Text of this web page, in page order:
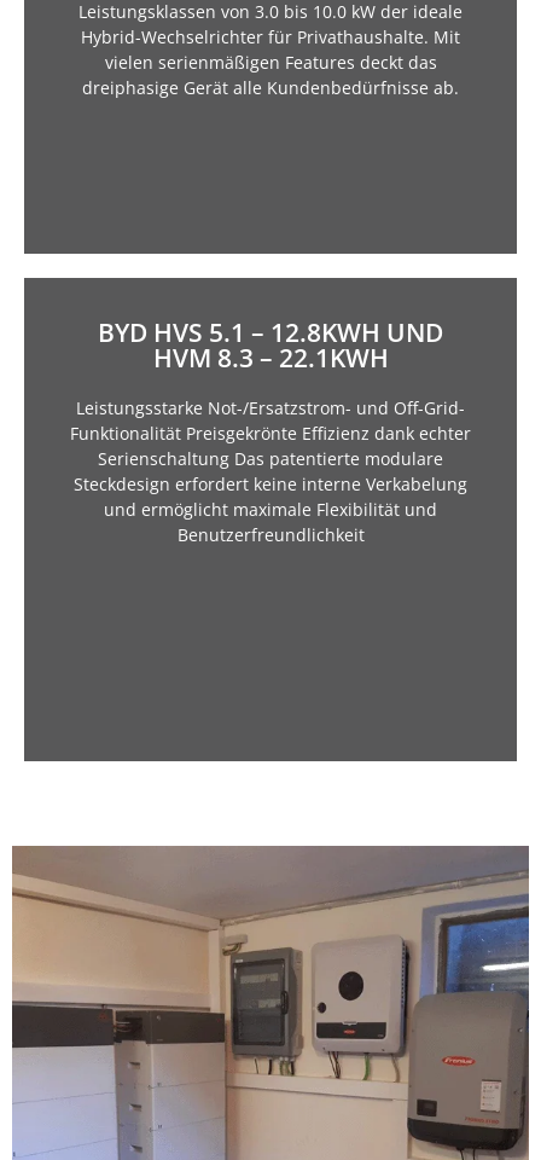
Leistungsklassen von 3.0 bis 10.0 kW der ideale
Hybrid-Wechselrichter für Privathaushalte. Mit
vielen serienmäßigen Features deckt das
dreiphasige Gerät alle Kundenbedürfnisse ab.
Der GEN24 Plus lässt mit unzähligen Features wie
Energiemanagement-Funktionen, serienmäßiger
Anbindung an WLAN, Ethernet und einfachste
Integration von Drittanbieter-Komponenten keine
BYD HVS 5.1 – 12.8KWH UND
HVM 8.3 – 22.1KWH
Leistungsstarke Not-/Ersatzstrom- und Off-Grid-
Funktionalität Preisgekrönte Effizienz dank echter
Serienschaltung Das patentierte modulare
Steckdesign erfordert keine interne Verkabelung
und ermöglicht maximale Flexibilität und
Benutzerfreundlichkeit
Kompatibel mit führenden 1- und 3-Phasen-
Wechselrichtern Zwei verschiedene Module zur
Abdeckung des gesamten Systemgrößenbereichs
Höchste Sicherheitsstandards wie VDE 2510-5